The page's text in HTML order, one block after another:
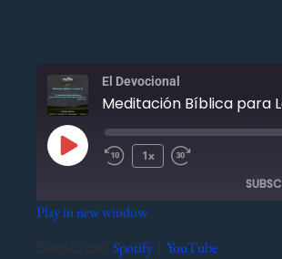
El Devocional
Meditación Bíblica para
1x
Play in new window
Spotify YouTube